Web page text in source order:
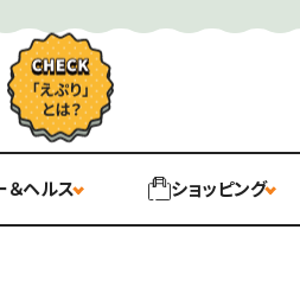
＆ヘルス ショッピング